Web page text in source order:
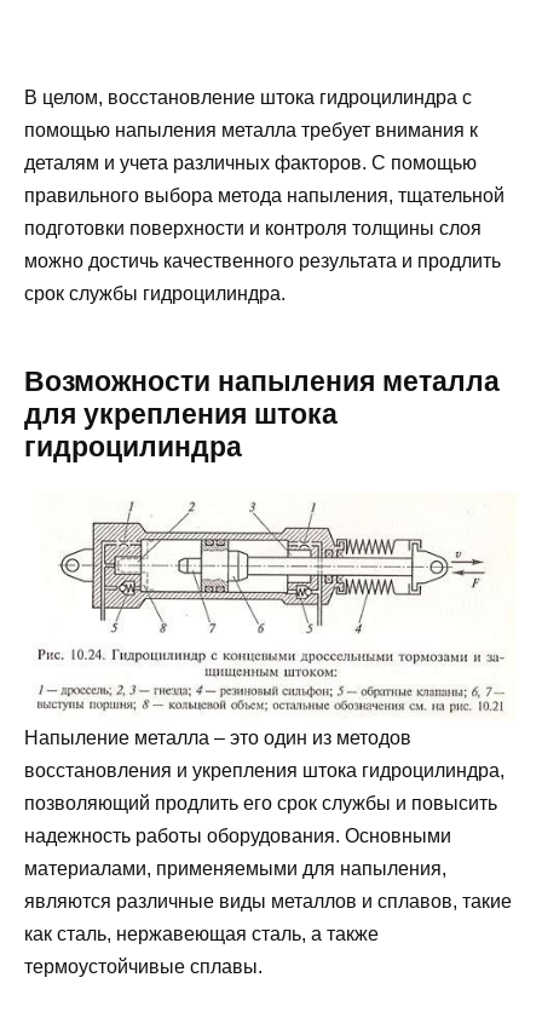
В целом, восстановление штока гидроцилиндра с
помощью напыления металла требует внимания к
деталям и учета различных факторов. С помощью
правильного выбора метода напыления, тщательной
подготовки поверхности и контроля толщины слоя
можно достичь качественного результата и продлить
срок службы гидроцилиндра.
Возможности напыления металла
для укрепления штока
гидроцилиндра
Напыление металла – это один из методов
восстановления и укрепления штока гидроцилиндра,
позволяющий продлить его срок службы и повысить
надежность работы оборудования. Основными
материалами, применяемыми для напыления,
являются различные виды металлов и сплавов, такие
как сталь, нержавеющая сталь, а также
термоустойчивые сплавы.